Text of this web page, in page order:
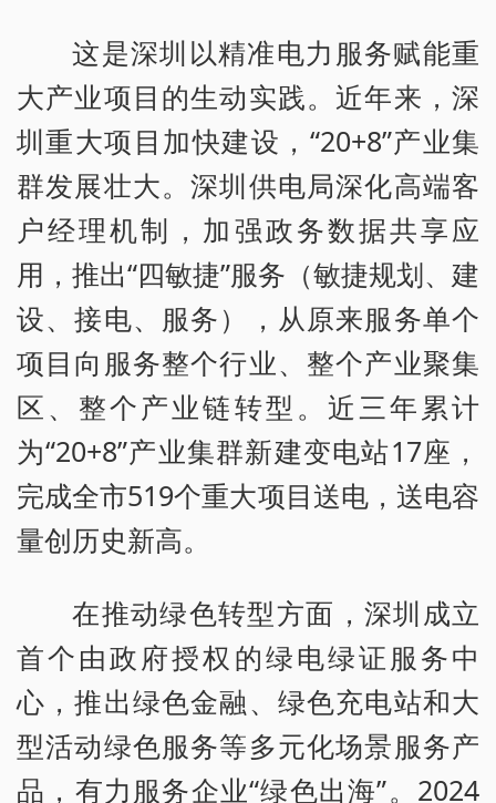
这是深圳以精准电力服务赋能重
大产业项目的生动实践。近年来，深
圳重大项目加快建设，“20+8”产业集
群发展壮大。深圳供电局深化高端客
户经理机制，加强政务数据共享应
用，推出“四敏捷”服务（敏捷规划、建
设、接电、服务），从原来服务单个
项目向服务整个行业、整个产业聚集
区、整个产业链转型。近三年累计
为“20+8”产业集群新建变电站17座，
完成全市519个重大项目送电，送电容
量创历史新高。
在推动绿色转型方面，深圳成立
首个由政府授权的绿电绿证服务中
心，推出绿色金融、绿色充电站和大
型活动绿色服务等多元化场景服务产
品，有力服务企业“绿色出海”。2024